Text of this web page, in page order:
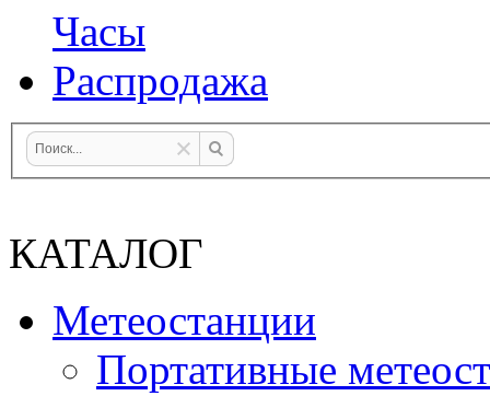
Часы
Распродажа
КАТАЛОГ
Метеостанции
Портативные